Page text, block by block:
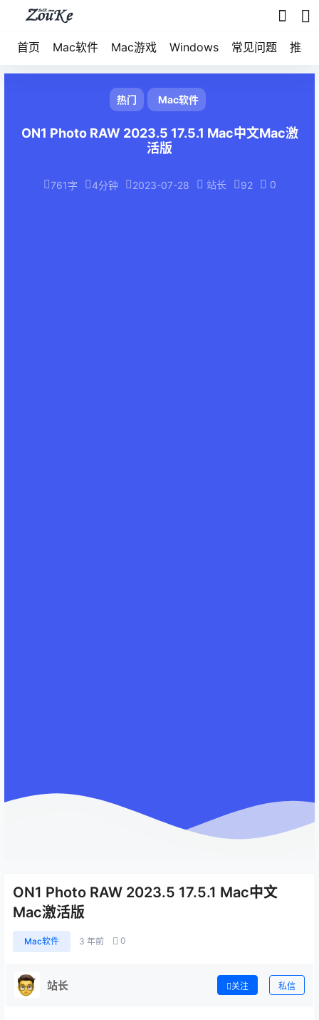
首页 Mac软件 Mac游戏 Windows 常见问题 推荐
热门 Mac软件
ON1 Photo RAW 2023.5 17.5.1 Mac中文Mac激
活版
761字 4分钟 2023-07-28 站长 92 0
ON1 Photo RAW 2023.5 17.5.1 Mac中文
Mac激活版
Mac软件 3 年前 0
站长 关注 私信